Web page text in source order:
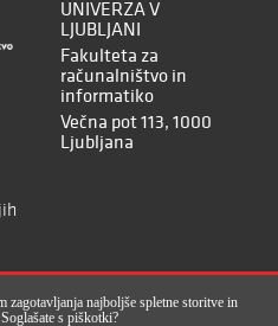
UNIVERZA V
LJUBLJANI
Fakulteta za
računalništvo in
informatiko
Večna pot 113, 1000
Ljubljana
zagotavljanja najboljše spletne storitve in
s piškotki?